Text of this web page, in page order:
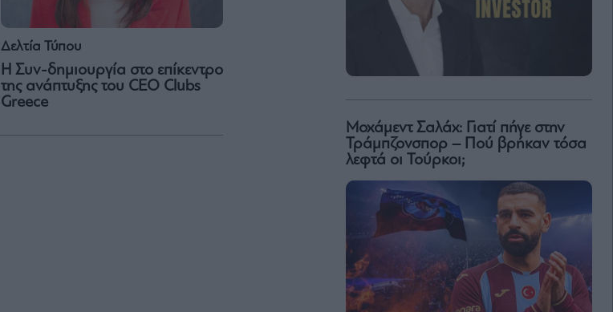
Δελτία Τύπου
Η Συν-δημιουργία στο επίκεντρο
της ανάπτυξης του CEO Clubs
Greece
Μοχάμεντ Σαλάχ: Γιατί πήγε στην
Τράμπζονσπορ – Πού βρήκαν τόσα
λεφτά οι Τούρκοι;